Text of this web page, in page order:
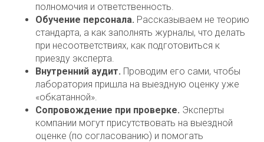
полномочия и ответственность.
Обучение персонала. Рассказываем не теорию
стандарта, а как заполнять журналы, что делать
при несоответствиях, как подготовиться к
приезду эксперта.
Внутренний аудит. Проводим его сами, чтобы
лаборатория пришла на выездную оценку уже
«обкатанной».
Сопровождение при проверке. Эксперты
компании могут присутствовать на выездной
оценке (по согласованию) и помогать